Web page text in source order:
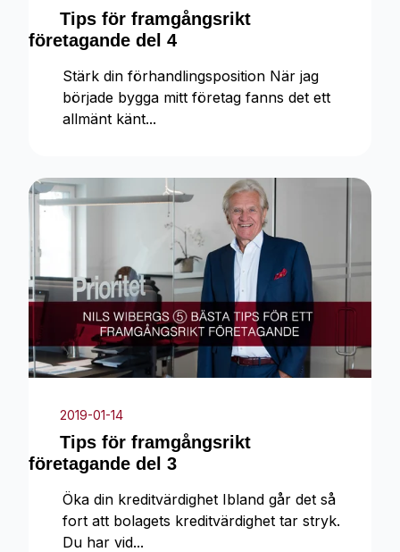
Tips för framgångsrikt
företagande del 4
Stärk din förhandlingsposition När jag
började bygga mitt företag fanns det ett
allmänt känt...
2019-01-14
Tips för framgångsrikt
företagande del 3
Öka din kreditvärdighet Ibland går det så
fort att bolagets kreditvärdighet tar stryk.
Du har vid...